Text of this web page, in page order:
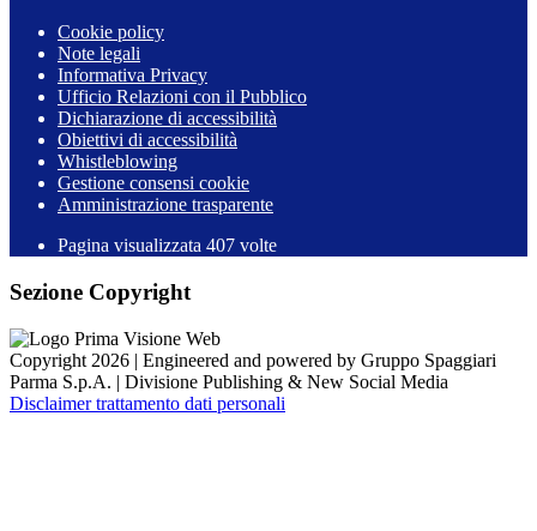
Cookie policy
Note legali
Informativa Privacy
Ufficio Relazioni con il Pubblico
Dichiarazione di accessibilità
Obiettivi di accessibilità
Whistleblowing
Gestione consensi cookie
Amministrazione trasparente
Pagina visualizzata 407 volte
Sezione Copyright
Copyright 2026 | Engineered and powered by Gruppo Spaggiari
Parma S.p.A. | Divisione Publishing & New Social Media
Disclaimer trattamento dati personali